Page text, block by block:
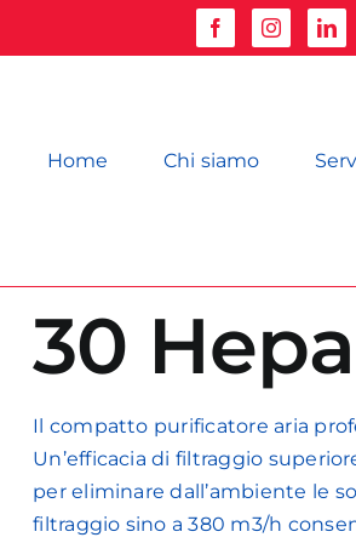
Home Chi siamo
30
Il compatto purificatore aria
Un’efficacia di filtraggio
per eliminare dall’ambiente le
filtraggio sino a 380 m3/h